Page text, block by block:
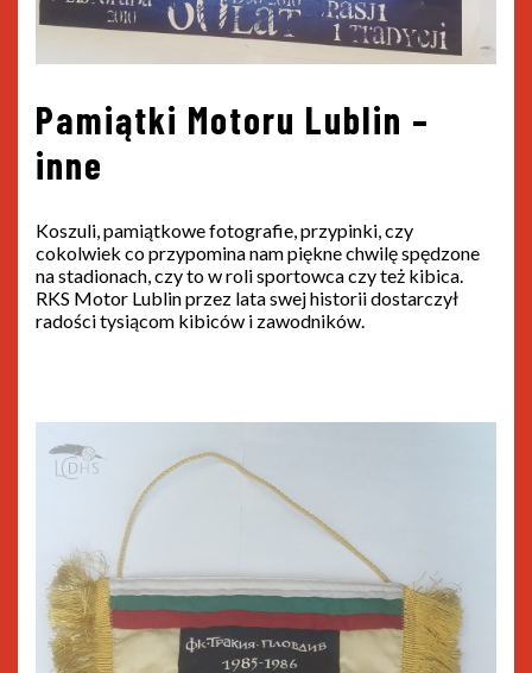
Pamiątki Motoru Lublin –
inne
Koszuli, pamiątkowe fotografie, przypinki, czy
cokolwiek co przypomina nam piękne chwilę spędzone
na stadionach, czy to w roli sportowca czy też kibica.
RKS Motor Lublin przez lata swej historii dostarczył
radości tysiącom kibiców i zawodników.